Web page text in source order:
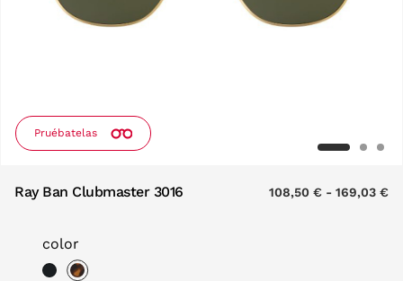
Pruébatelas
Ray Ban Clubmaster 3016 108,50 € - 169,03 €
color